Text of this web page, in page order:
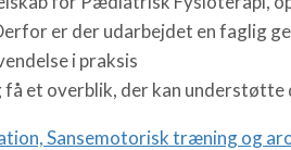
er der udarbejdet en faglig
i praksis
få et overblik, der kan
Sansemotorisk træning og